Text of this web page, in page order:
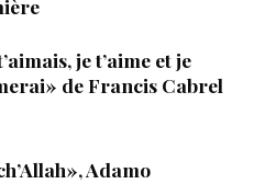
je t’aime et je
de Francis Cabrel
Adamo